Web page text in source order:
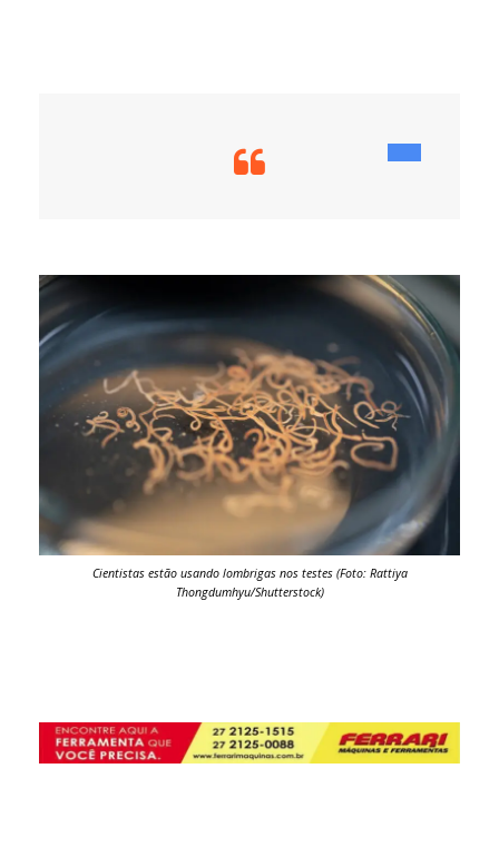
Cientistas estão usando lombrigas nos testes (Foto: Rattiya
Thongdumhyu/Shutterstock)